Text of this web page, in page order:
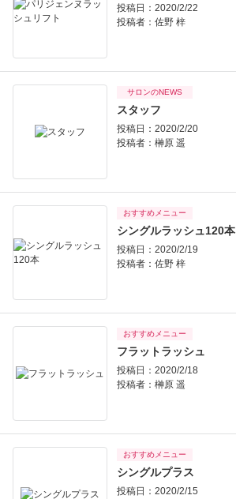
投稿日：2020/2/22
投稿者： 佐野 梓
サロンのNEWS
スタッフ
投稿日：2020/2/20
投稿者： 榊原 遥
おすすめメニュー
シングルラッシュ120本
投稿日：2020/2/19
投稿者： 佐野 梓
おすすめメニュー
フラットラッシュ
投稿日：2020/2/18
投稿者： 榊原 遥
おすすめメニュー
シングルプラス
投稿日：2020/2/15